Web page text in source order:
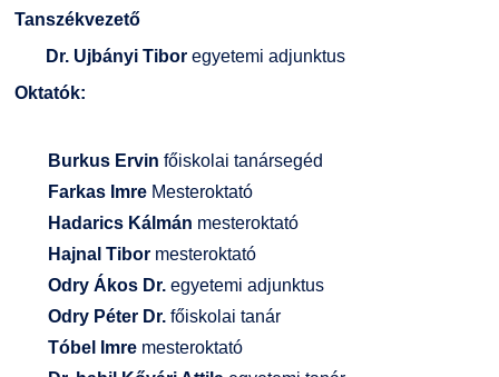
Tanszékvezető
Dr. Ujbányi Tiboregyetemi adjunktus
Oktatók:
Burkus Ervin főiskolai tanársegéd
Farkas ImreMesteroktató
Hadarics Kálmán mesteroktató
Hajnal Tibormesteroktató
Odry Ákos Dr.egyetemi adjunktus
Odry Péter Dr.főiskolai tanár
Tóbel Imremesteroktató